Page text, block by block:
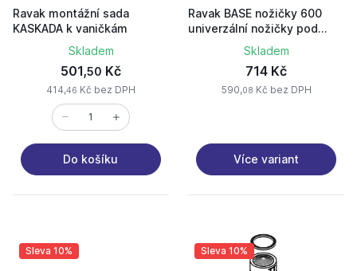
Ravak montážní sada
KASKADA k vaničkám
Skladem
501,50 Kč
414,46 Kč bez DPH
Do košíku
Ravak BASE nožičky 600
univerzální nožičky pod
vani.LA 80cm
Skladem
714 Kč
590,08 Kč bez DPH
Více variant
Sleva 10% Sleva 10%